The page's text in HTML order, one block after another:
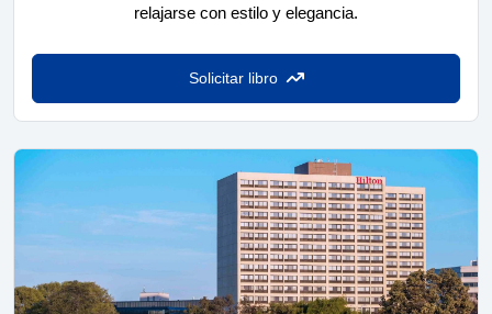
relajarse con estilo y elegancia.
Solicitar libro